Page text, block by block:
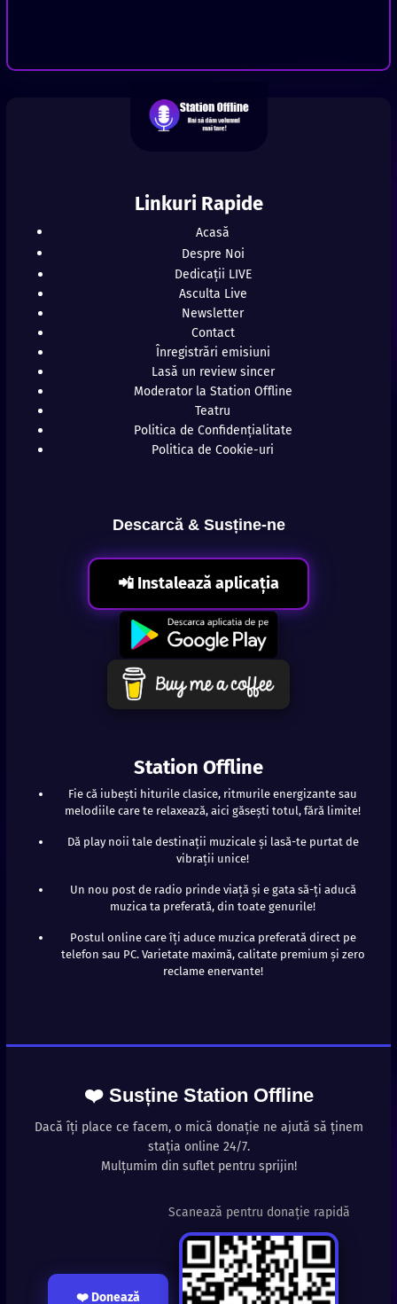
Linkuri Rapide
Acasă
Despre Noi
Dedicații LIVE
Asculta Live
Newsletter
Contact
Înregistrări emisiuni
Lasă un review sincer
Moderator la Station Offline
Teatru
Politica de Confidențialitate
Politica de Cookie-uri
Descarcă & Susține-ne
📲 Instalează aplicația
Station Offline
Fie că iubești hiturile clasice, ritmurile energizante sau
melodiile care te relaxează, aici găsești totul, fără limite!
Dă play noii tale destinații muzicale și lasă-te purtat de
vibrații unice!
Un nou post de radio prinde viață și e gata să-ți aducă
muzica ta preferată, din toate genurile!
Postul online care îți aduce muzica preferată direct pe
telefon sau PC. Varietate maximă, calitate premium și zero
reclame enervante!
❤️ Susține Station Offline
Dacă îți place ce facem, o mică donație ne ajută să ținem
stația online 24/7.
Mulțumim din suflet pentru sprijin!
❤️ Donează
Scanează pentru donație rapidă